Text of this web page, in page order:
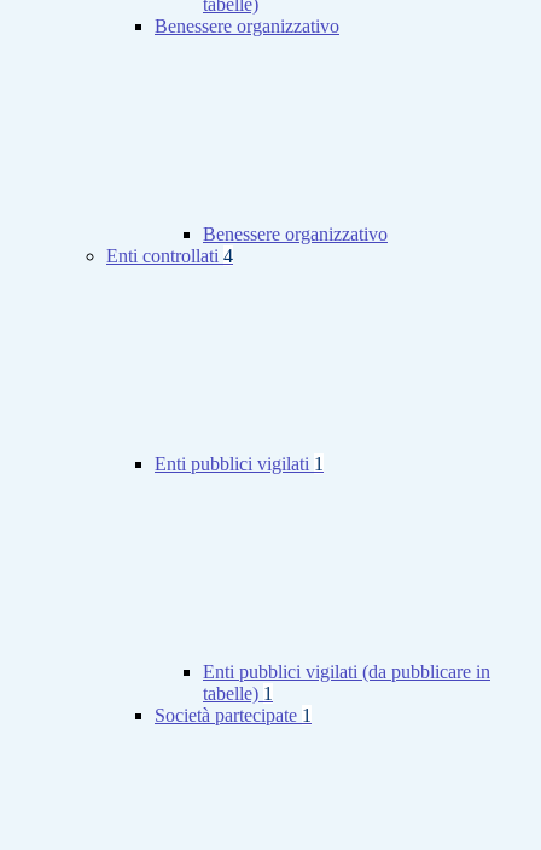
tabelle)
Benessere organizzativo
Benessere organizzativo
Enti controllati 4
Enti pubblici vigilati 1
Enti pubblici vigilati (da pubblicare in
tabelle) 1
Società partecipate 1